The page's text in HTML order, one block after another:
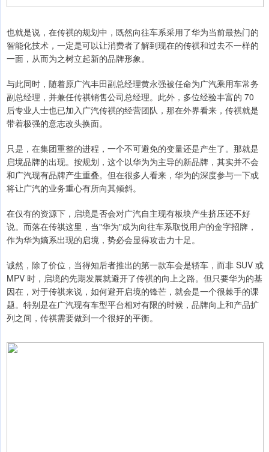
也就是说，在传祺的规划中，既然向往车系采用了华为当前最热门的
智能化技术，一定是可以让消费者了解到现在的传祺和过去不一样的
一面，从而为之树立起新的品牌形象。
与此同时，随着原广汽丰田副总经理黄永强被任命为广汽乘用车常务
副总经理，并兼任传祺销售公司总经理。此外，多位经验丰富的 70
后专业人士也已加入广汽传祺的经营团队，那在外界看来，传祺就是
带着极强的意志改头换面。
只是，在集团重整的进程，一个不可避免的变量还是产生了。那就是
启境品牌的出现。按规划，这个以华为为主导的新品牌，其实并不会
和广汽现有品牌产生重叠。但在很多人看来，华为的深度参与一下或
将让广汽的业务重心有所向其倾斜。
在仅有的资源下，启境是否会对广汽自主现有板块产生挤压还不好
说。而落在传祺这里，当"华为"成为向往车系取悦用户的金字招牌，
作为华为嫡系出现的启境，势必会显得攻击力十足。
诚然，除了价位，当得知后者推出的第一款车会是轿车，而非 SUV 或
MPV 时，启境的先期发展就避开了传祺的向上之路。但只要华为的基
因在，对于传祺来说，如何避开启境的锋芒，就会是一个很棘手的课
题。特别是在广汽现有车型平台相对有限的时候，品牌向上和产品扩
列之间，传祺需要做到一个很好的平衡。